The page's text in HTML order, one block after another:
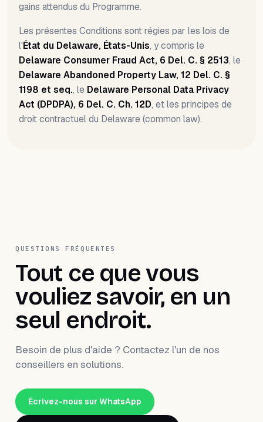
gains attendus du Programme.
Les présentes Conditions sont régies par les lois de
l'État du Delaware, États-Unis, y compris le
Delaware Consumer Fraud Act, 6 Del. C. § 2513, le
Delaware Abandoned Property Law, 12 Del. C. §
1198 et seq., le Delaware Personal Data Privacy
Act (DPDPA), 6 Del. C. Ch. 12D, et les principes de
droit contractuel du Delaware (common law).
QUESTIONS FRÉQUENTES
Tout ce que vous
vouliez savoir, en un
seul endroit.
Besoin de plus d'aide ? Contactez l'un de nos
conseillers en solutions.
Écrivez-nous sur WhatsApp